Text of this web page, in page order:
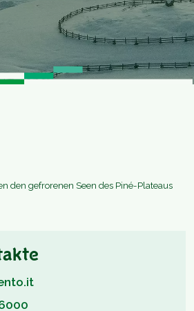
den gefrorenen Seen des Piné-Plateaus